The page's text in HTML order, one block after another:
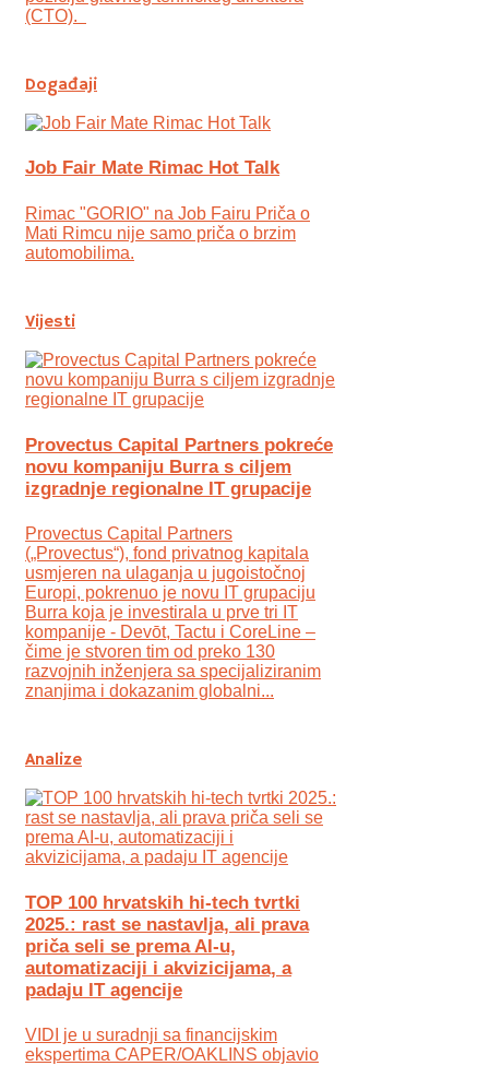
(CTO).
Događaji
Job Fair Mate Rimac Hot Talk
Rimac "GORIO" na Job Fairu Priča o
Mati Rimcu nije samo priča o brzim
automobilima.
Vijesti
Provectus Capital Partners pokreće
novu kompaniju Burra s ciljem
izgradnje regionalne IT grupacije
Provectus Capital Partners
(„Provectus“), fond privatnog kapitala
usmjeren na ulaganja u jugoistočnoj
Europi, pokrenuo je novu IT grupaciju
Burra koja je investirala u prve tri IT
kompanije - Devōt, Tactu i CoreLine –
čime je stvoren tim od preko 130
razvojnih inženjera sa specijaliziranim
znanjima i dokazanim globalni...
Analize
TOP 100 hrvatskih hi-tech tvrtki
2025.: rast se nastavlja, ali prava
priča seli se prema AI-u,
automatizaciji i akvizicijama, a
padaju IT agencije
VIDI je u suradnji sa financijskim
ekspertima CAPER/OAKLINS objavio